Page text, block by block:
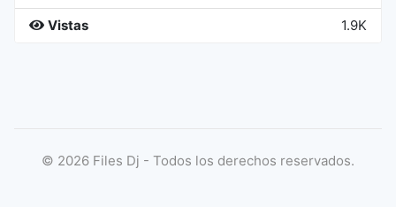
Vistas 1.9K
© 2026 Files Dj - Todos los derechos reservados.